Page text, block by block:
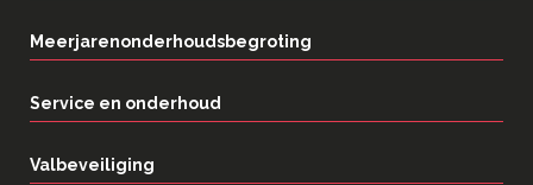
Meerjarenonderhoudsbegroting
Service en onderhoud
Valbeveiliging